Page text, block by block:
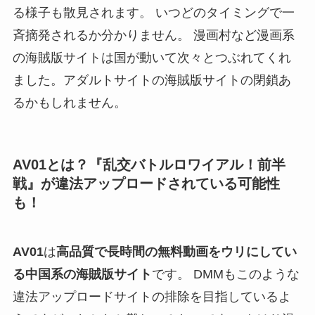
る様子も散見されます。 いつどのタイミングで一
斉摘発されるか分かりません。 漫画村など漫画系
の海賊版サイトは国が動いて次々とつぶれてくれ
ました。アダルトサイトの海賊版サイトの閉鎖あ
るかもしれません。
AV01とは？『乱交バトルロワイアル！前半
戦』が違法アップロードされている可能性
も！
AV01は高品質で長時間の無料動画をウリにしてい
る中国系の海賊版サイト です。 DMMもこのような
違法アップロードサイトの排除を目指しているよ